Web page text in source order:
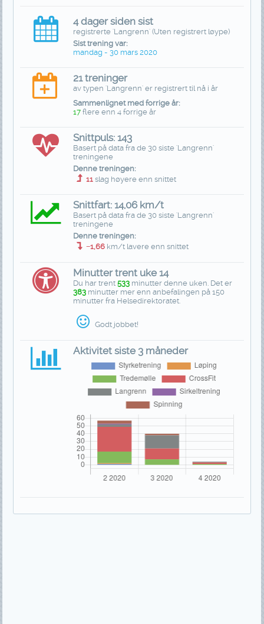
4 dager siden sist
registrerte 'Langrenn' (Uten registrert løype)
Sist trening var:
mandag - 30 mars 2020
21 treninger
av typen 'Langrenn' er registrert til nå i år
Sammenlignet med forrige år:
17 flere enn 4 forrige år
Snittpuls: 143
Basert på data fra de 30 siste 'Langrenn'
treningene
Denne treningen:
11 slag høyere enn snittet
Snittfart: 14,06 km/t
Basert på data fra de 30 siste 'Langrenn'
treningene
Denne treningen:
−1,66 km/t lavere enn snittet
Minutter trent uke 14
Du har trent533 minutter denne uken. Det er
383 minutter mer enn anbefalingen på 150
minutter fra Helsedirektoratet.
Godt jobbet!
Aktivitet siste 3 måneder